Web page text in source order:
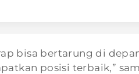
bisa bertarung di
posisi terbaik,”